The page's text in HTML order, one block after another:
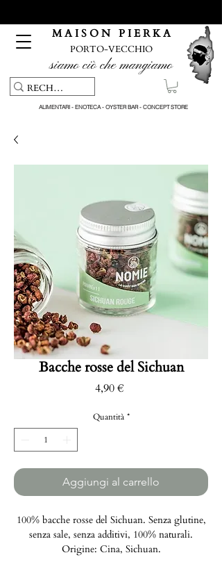
M A I S O N P I E R K A
PORTO-VECCHIO
siamo ciò che mangiamo
ALIMENTARI - ENOTECA - OYSTER BAR - CONCEPT STORE
Bacche rosse del Sichuan
4,90 €Prezzo
Quantità *
Aggiungi al carrello
100% bacche rosse del Sichuan. Senza glutine,
senza sale, senza additivi, 100% naturali.
Origine: Cina, Sichuan.